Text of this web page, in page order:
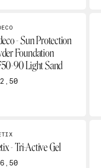
- Sun Protection
Foundation
90 Light Sand
- Tri-Active Gel